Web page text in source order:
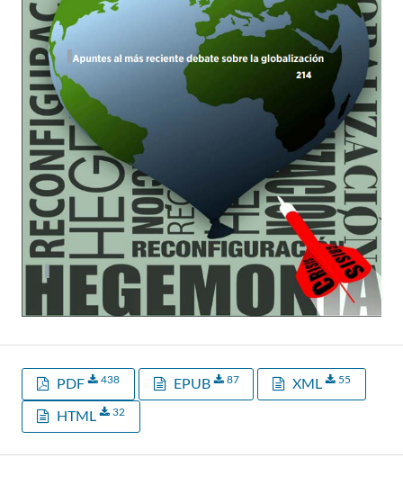
PDF 438 EPUB 87 XML 55
HTML 32